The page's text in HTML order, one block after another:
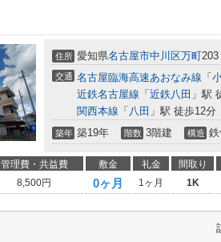
住所 愛知県名古屋市中川区万町203
交通 名古屋臨海高速あおなみ線 「
近鉄名古屋線 「 近鉄八田 」駅
関西本線 「 八田 」駅 徒歩12分
築年 築19年 階数 3階建 構造 鉄
管理費・共益費 敷金 礼金 間取り
8,500円 0ヶ月 1ヶ月 1K